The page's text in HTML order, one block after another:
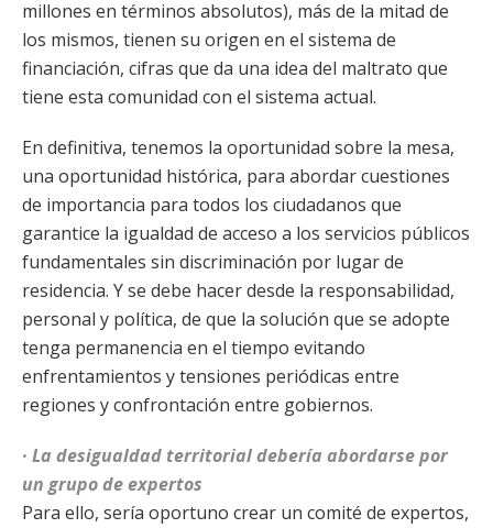
millones en términos absolutos), más de la mitad de
los mismos, tienen su origen en el sistema de
financiación, cifras que da una idea del maltrato que
tiene esta comunidad con el sistema actual.
En definitiva, tenemos la oportunidad sobre la mesa,
una oportunidad histórica, para abordar cuestiones
de importancia para todos los ciudadanos que
garantice la igualdad de acceso a los servicios públicos
fundamentales sin discriminación por lugar de
residencia. Y se debe hacer desde la responsabilidad,
personal y política, de que la solución que se adopte
tenga permanencia en el tiempo evitando
enfrentamientos y tensiones periódicas entre
regiones y confrontación entre gobiernos.
· La desigualdad territorial debería abordarse por
un grupo de expertos
Para ello, sería oportuno crear un comité de expertos,